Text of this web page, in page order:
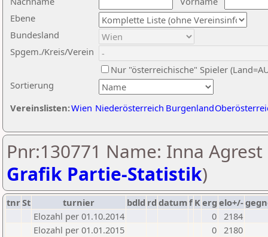
Ebene
Sortierung
Bundesland
Spgem./Kreis/Verein
Nur "österreichische" Spieler
Vereinslisten:Wien Niederösterreich Burgenland
Pnr:130771 Name: Inna Agrest
Grafik Partie-Statistik)
tnrSt turnier bdld rd datumf Kerg elo+/-
Elozahl per 01.10.2014
0 2184
Elozahl per 01.01.2015
0 2180